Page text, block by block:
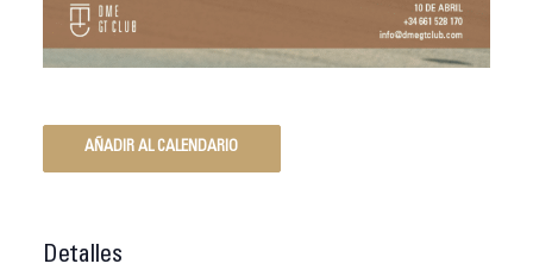
AÑADIR AL CALENDARIO
Detalles